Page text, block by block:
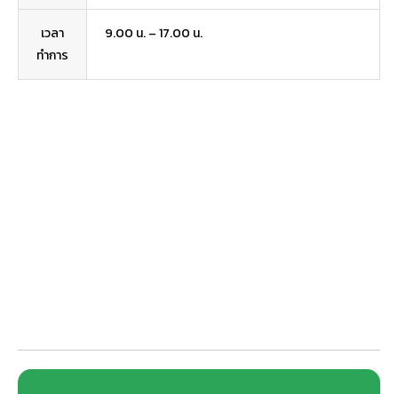
เวลา
ทำการ
9.00 น. – 17.00 น.